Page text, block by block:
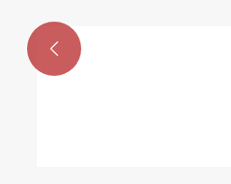
